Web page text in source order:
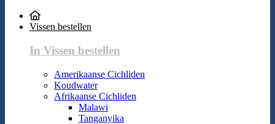
Vissen bestellen
In Vissen bestellen
Amerikaanse Cichliden
Koudwater
Afrikaanse Cichliden
Malawi
Tanganyika